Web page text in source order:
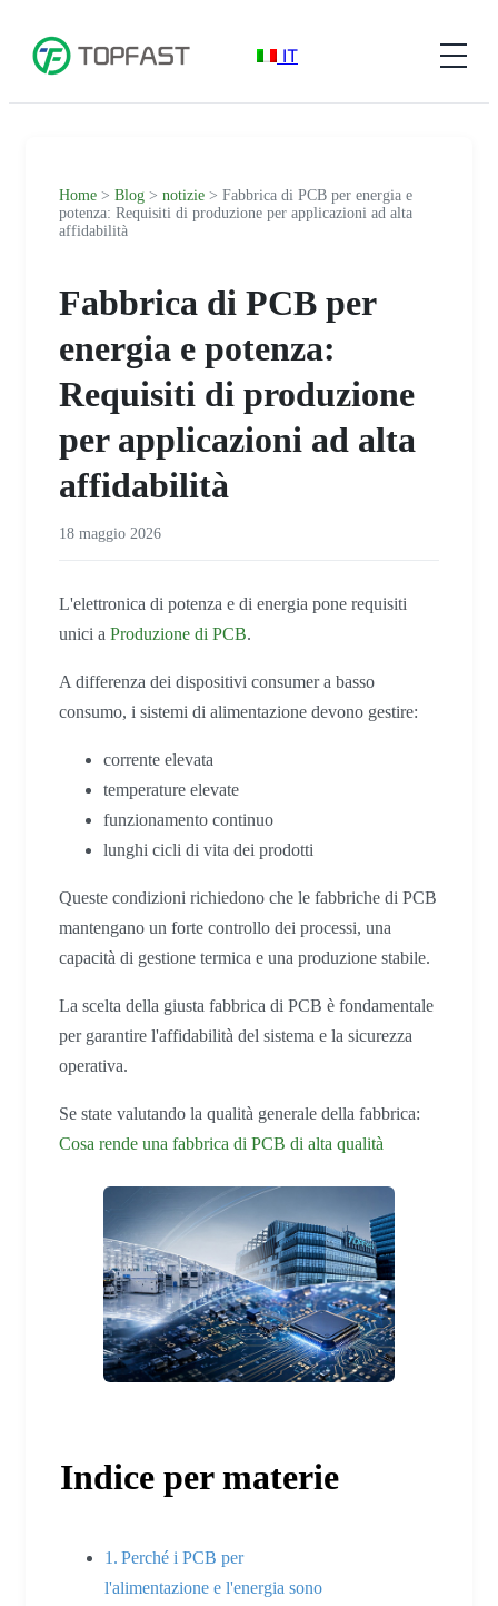
IT
Home > Blog > notizie > Fabbrica di PCB per energia e
potenza: Requisiti di produzione per applicazioni ad alta
affidabilità
Fabbrica di PCB per
energia e potenza:
Requisiti di produzione
per applicazioni ad alta
affidabilità
18 maggio 2026
L'elettronica di potenza e di energia pone requisiti
unici a Produzione di PCB.
A differenza dei dispositivi consumer a basso
consumo, i sistemi di alimentazione devono gestire:
corrente elevata
temperature elevate
funzionamento continuo
lunghi cicli di vita dei prodotti
Queste condizioni richiedono che le fabbriche di PCB
mantengano un forte controllo dei processi, una
capacità di gestione termica e una produzione stabile.
La scelta della giusta fabbrica di PCB è fondamentale
per garantire l'affidabilità del sistema e la sicurezza
operativa.
Se state valutando la qualità generale della fabbrica:
Cosa rende una fabbrica di PCB di alta qualità
Indice per materie
Perché i PCB per
l'alimentazione e l'energia sono